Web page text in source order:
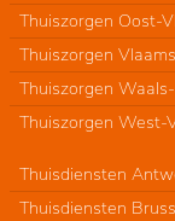
Thuiszorgen Oost-
Thuiszorgen
Thuiszorgen
Thuiszorgen West-
Thuisdiensten
Thuisdiensten